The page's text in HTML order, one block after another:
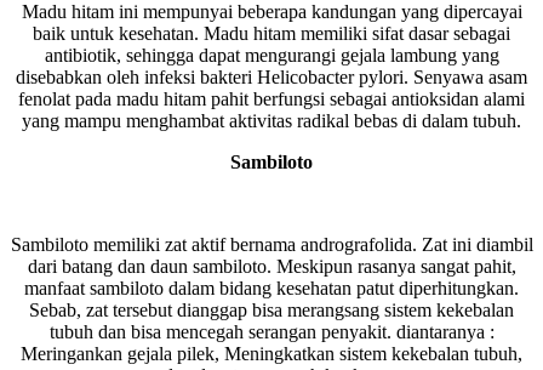
Madu hitam ini mempunyai beberapa kandungan yang dipercayai
baik untuk kesehatan. Madu hitam memiliki sifat dasar sebagai
antibiotik, sehingga dapat mengurangi gejala lambung yang
disebabkan oleh infeksi bakteri Helicobacter pylori. Senyawa asam
fenolat pada madu hitam pahit berfungsi sebagai antioksidan alami
yang mampu menghambat aktivitas radikal bebas di dalam tubuh.
Sambiloto
Sambiloto memiliki zat aktif bernama andrografolida. Zat ini diambil
dari batang dan daun sambiloto. Meskipun rasanya sangat pahit,
manfaat sambiloto dalam bidang kesehatan patut diperhitungkan.
Sebab, zat tersebut dianggap bisa merangsang sistem kekebalan
tubuh dan bisa mencegah serangan penyakit. diantaranya :
Meringankan gejala pilek, Meningkatkan sistem kekebalan tubuh,